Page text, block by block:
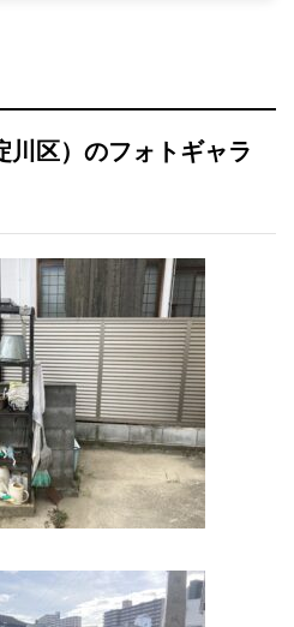
川区）のフォトギャラ